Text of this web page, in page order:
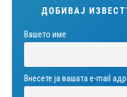
ДОБИВАЈ
Вашето име
Внесете ја вашата е-mail